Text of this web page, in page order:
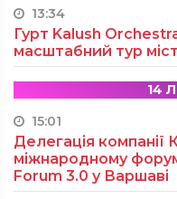
13:34
Гурт Kalush
масштабний тур
14
15:01
Делегація компанії
міжнародному
Forum 3.0 у Варшаві